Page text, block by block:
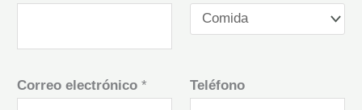
Correo electrónico * Teléfono